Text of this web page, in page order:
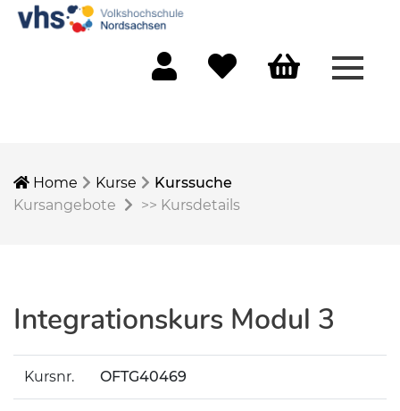
Home Kurse
Kurssuche
Kursangebote
>> Kursdetails
Integrationskurs Modul 3
Kursnr. OFTG40469